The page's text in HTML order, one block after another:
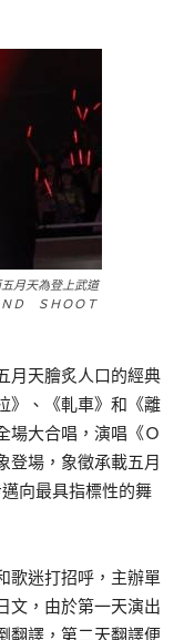
月天為登上武道
ＮＤ ＳＨＯＯＴ
月天膾炙人口的經典
》、《軋車》和《離
場大合唱，演唱《Ｏ
登場，象徵承載五月
向最具指標性的舞
歌迷打招呼，主辦單
文，由於第一天演出
翻譯，第二天翻譯便